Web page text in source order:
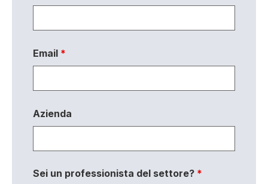
Email *
Azienda
Sei un professionista del settore? *